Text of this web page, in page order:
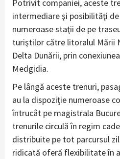
Potrivit companiei, aceste
intermediare şi posibilităţi
numeroase staţii de pe
turiştilor către litoralul Mării
Delta Dunării, prin
Medgidia.
Pe lângă aceste trenuri,
au la dispoziţie numeroase
întrucât pe magistrala
trenurile circulă în regim
distribuite pe tot parcursul
ridicată oferă flexibilitate în